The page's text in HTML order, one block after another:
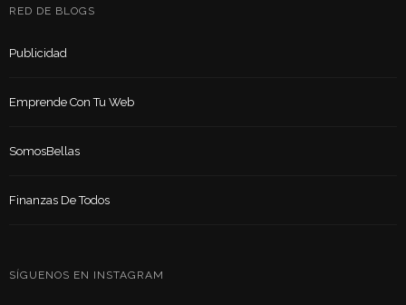
RED DE BLOGS
Publicidad
Emprende Con Tu Web
SomosBellas
Finanzas De Todos
SÍGUENOS EN INSTAGRAM